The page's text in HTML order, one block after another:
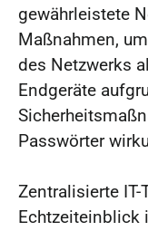
gewährleistete
Maßnahmen,
des Netzwerks
Endgeräte
Passwörter
Zentralisierte
Echtzeiteinblick